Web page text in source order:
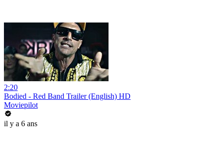
2:20
Bodied - Red Band Trailer (English) HD
Moviepilot
il y a 6 ans